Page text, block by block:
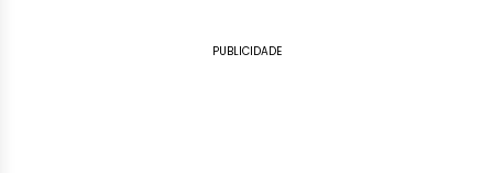
PUBLICIDADE